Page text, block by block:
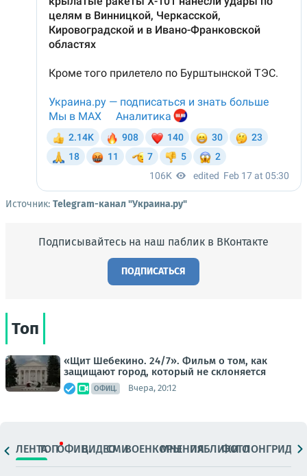
Источник: Telegram-канал "Украина.ру"
Подписывайтесь на наш паблик в ВКонтакте
ПОДПИСАТЬСЯ
Топ
«Щит Шебекино. 24/7». Фильм о том, как
защищают город, который не склоняется
ОФИЦ. Вчера, 20:12
ЛЕНТАТОПОФИЦ.ВИДЕОСМИВОЕНКОРЫМНЕНИЯПАБЛИКИ
ФОТОЛОНГРИДЫ